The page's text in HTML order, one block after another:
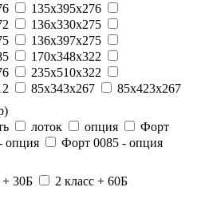
135x395x276
136x330x275
136x397x275
170x348x322
235x510x322
85x343x267
85x423x267
лоток опция
Форт
опция
Форт 0085 - опция
+ 30Б
2 класс + 60Б